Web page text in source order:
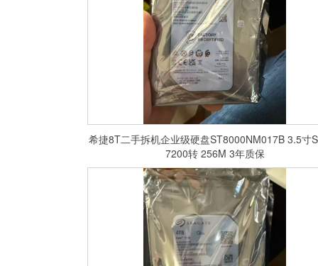
希捷8T二手拆机企业级硬盘ST8000NM017B 3.5寸
7200转 256M 3年质保